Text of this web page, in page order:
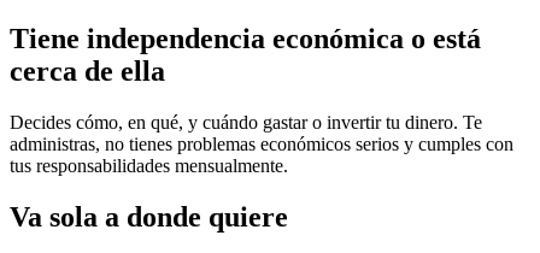
Tiene independencia económica o está
cerca de ella
Decides cómo, en qué, y cuándo gastar o invertir tu dinero. Te
administras, no tienes problemas económicos serios y cumples con
tus responsabilidades mensualmente.
Va sola a donde quiere